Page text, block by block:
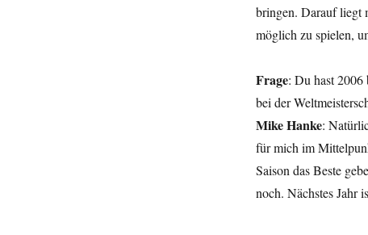
bringen. Darauf liegt
möglich zu spielen,
Frage: Du hast
bei der
Mike Hanke:
für mich im
Saison das Beste
noch. Nächstes Jahr